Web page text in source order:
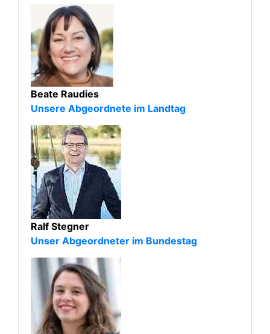
Beate Raudies
Unsere Abgeordnete im Landtag
Ralf Stegner
Unser Abgeordneter im Bundestag